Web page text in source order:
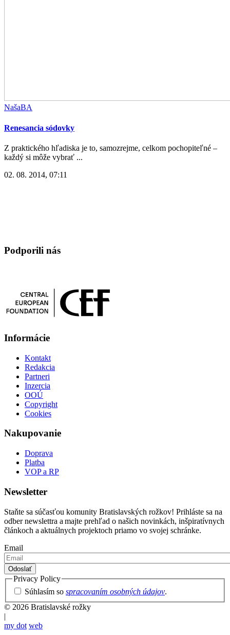
NašaBA
Renesancia sódovky
Z praktického hľadiska je to, samozrejme, celkom pochopiteľné –
každý si môže vybrať ...
02. 08. 2014, 07:11
Podporili nás
Informácie
Kontakt
Redakcia
Partneri
Inzercia
OOÚ
Copyright
Cookies
Nakupovanie
Doprava
Platba
VOP a RP
Newsletter
Staňte sa súčasťou komunity Bratislavských rožkov! Prihláste sa na
odber newslettra a majte prehľad o našich novinkách, inšpiratívnych
článkoch a aktuálnych projektoch priamo vo svojej schránke.
Email
Privacy Policy
Súhlasím so spracovaním osobných údajov.
© 2026 Bratislavské rožky
|
my dot web